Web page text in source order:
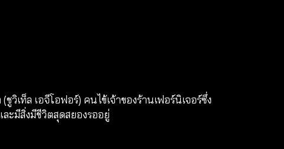
เท็ล เอจีโอฟอร์) คนไข้เจ้าของร้านเฟอร์นิเจอร์ซึ่ง
ะมีสิ่งมีชีวิตสุดสยองรออยู่